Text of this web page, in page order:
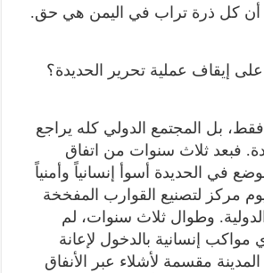
أن كل ذرة تراب في اليمن هي حق.
إيقاف عملية تحرير الحديدة؟
بل المجتمع الدولي كله يراجع
فبعد ثلاث سنوات من اتفاق
في الحديدة أسوأ إنسانياً وأمنياً
مركز لتصنيع القوارب المفخخة
الدولية. وطوال ثلاث سنوات، لم
مواكب إنسانية بالدخول لإعانة
مقسمة لأشلاء عبر الأنفاق